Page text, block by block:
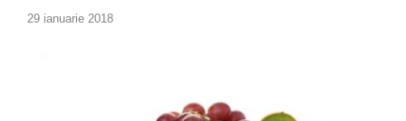
29 ianuarie 2018